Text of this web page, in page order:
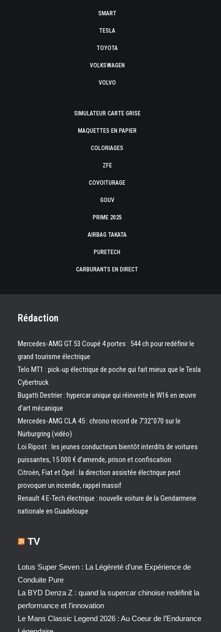
SMART
TESLA
TOYOTA
VOLKSWAGEN
VOLVO
SIMULATEUR CARTE GRISE
MAQUETTES EN PAPIER
COLORIAGES
ZFE
COVOITURAGE
GOUV
PRIME 2025
AIRBAG TAKATA
PURETECH
CARBURANTS EN DIRECT
Rédaction
Mercedes-AMG GT 53 Coupé 4 portes : 544 ch pour redéfinir le
grand tourisme électrique
Telo MT1 : pick‑up électrique de poche qui fait mieux que le Tesla
Cybertruck
Bugatti Destrier : hypercar unique qui réinvente le W16 en œuvre
d’art mécanique
Mercedes-AMG CLA 45 : chrono record de 7’32″070 sur le
Nürburgring (vidéo)
Loi Ripost : les jeunes conducteurs bientôt interdits de voitures
puissantes, 15 000 € d’amende, prison et confiscation
Citroën, Fiat et Opel : la direction assistée électrique peut
provoquer un incendie, rappel massif
Renault 4 E-Tech électrique : nouvelle voiture de la Gendarmerie
nationale en Guadeloupe
TV
Lotus Super Seven : La Légèreté d’une Expérience de
Conduite Pure
La BYD Denza Z : quand la supercar chinoise redéfinit la
performance et l’innovation
Le Mans Classic Legend 2026 : Au Coeur de l’Endurance